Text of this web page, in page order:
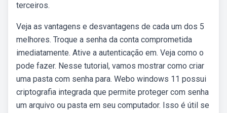
terceiros.
Veja as vantagens e desvantagens de cada um dos 5
melhores. Troque a senha da conta comprometida
imediatamente. Ative a autenticação em. Veja como o
pode fazer. Nesse tutorial, vamos mostrar como criar
uma pasta com senha para. Webo windows 11 possui
criptografia integrada que permite proteger com senha
um arquivo ou pasta em seu computador. Isso é útil se